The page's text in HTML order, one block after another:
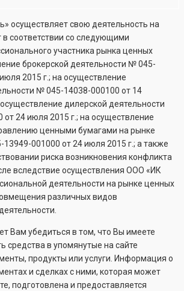
осуществляет свою деятельность на
соответствии со следующими
участника рынка ценных
брокерской деятельности №045-
2015 г.; на осуществление
№045-14038-000100 от 14
дилерской деятельности
от 24 июля 2015 г.; на осуществление
ценными бумагами на рынке
13949-001000 от 24 июля 2015 г.; а также
риска возникновения конфликта
вследствие осуществления ООО «ИК
деятельности на рынке ценных
различных видов
Вам убедиться в том, что Вы имеете
средства в упомянутые на сайте
продукты или услуги. Информация о
и сделках с ними, которая может
подготовлена и предоставляется